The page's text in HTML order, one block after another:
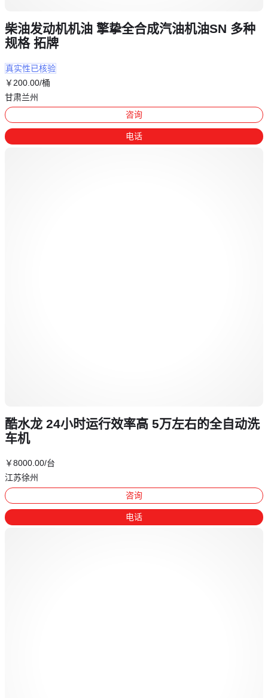
柴油发动机机油 擎挚全合成汽油机油SN 多种
规格 拓牌
真实性已核验
￥ 200 .00/桶
甘肃兰州
咨询
电话
酷水龙 24小时运行效率高 5万左右的全自动洗
车机
￥8000.00/台
江苏徐州
咨询
电话